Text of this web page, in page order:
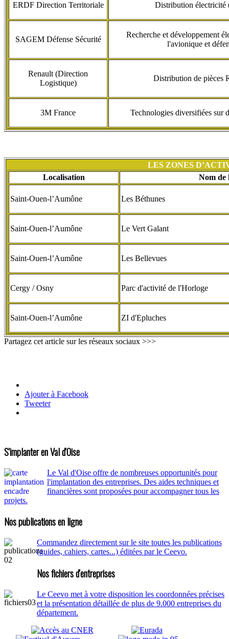
ERDF Direction Territoriale Distribution électricité
SAGEM Défense Sécurité
Recherche et développement
l'avionique et
Renault (Direction
Logistique)
Distribution de pièces
3M France Technologies diversifiées sur
LES ZONES
Localisation
Nom de
Saint-Ouen-l’Aumône Les Béthunes
Saint-Ouen-l’Aumône Le Vert Galant
Saint-Ouen-l’Aumône Les Bellevues
Cergy / Osny Parc d'activité de l'Horloge
Saint-Ouen-l’Aumône ZI d'Epluches
Partagez cet article sur les réseaux sociaux >>>
Ajouter à Facebook
Tweeter
S'implanter en Val d'Oise
Le Val d'Oise offre de nombreuses opportunités pour
l'implantation des entreprises. Des aides techniques et
financières sont proposées pour accompagner tous les
projets.
Nos publications en ligne
Commandez directement sur le site toutes les publications
(guides, cahiers, cartes...) éditées par le Ceevo.
Nos fichiers d'entreprises
Le Ceevo met à votre disposition les coordonnées précises
et la présentation détaillée de plus de 9.000 entreprises du
département.